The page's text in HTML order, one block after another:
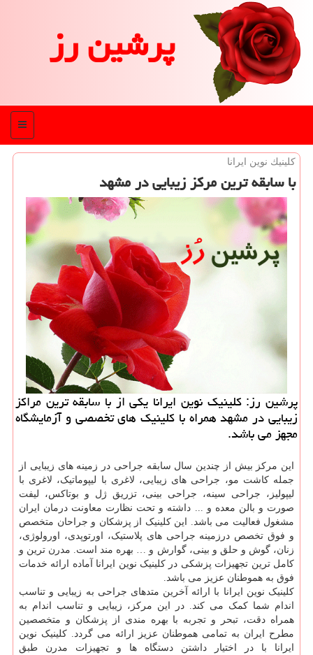
پرشین رز
منو
كلینیك نوین ایرانا
با سابقه ترین مركز زیبایی در مشهد
پرشین رز: كلینیك نوین ایرانا یكی از با سابقه ترین مراكز
زیبایی در مشهد همراه با كلینیك های تخصصی و آزمایشگاه
مجهز می باشد.
این مرکز بیش از چندین سال سابقه جراحی در زمینه های زیبایی از
جمله کاشت مو، جراحی های زیبایی، لاغری با لیپوماتیک، لاغری با
لیپولیز، جراحی سینه، جراحی بینی، تزریق ژل و بوتاکس، لیفت
صورت و بالن معده و ... داشته و تحت نظارت معاونت درمان ایران
مشغول فعالیت می باشد. این کلینیک از پزشکان و جراحان متخصص
و فوق تخصص درزمينه جراحی های پلاستیک، اورتوپدی، اورولوژی،
زنان، گوش و حلق و بینی، گوارش و … بهره مند است. مدرن ترین و
کامل ترین تجهیزات پزشکی در کلینیک نوین ایرانا آماده ارائه خدمات
فوق به هموطنان عزیز می باشد.
کلینیک نوین ایرانا با ارائه آخرین متدهای جراحی به زیبایی و تناسب
اندام شما کمک می کند. در این مرکز، زیبایی و تناسب اندام به
همراه دقت، تبحر و تجربه با بهره مندی از پزشکان و متخصصین
مطرح ایران به تمامی هموطنان عزیز ارائه می گردد. کلینیک نوین
ایرانا با در اختیار داشتن دستگاه ها و تجهیزات مدرن طبق